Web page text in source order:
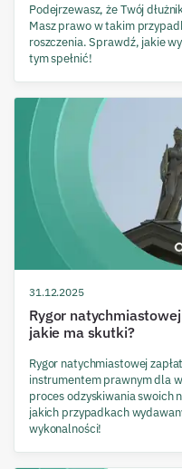
Podejrzewasz, że Twój
Masz prawo w takim
roszczenia. Sprawdź, jakie
tym spełnić!
31.12.2025
Rygor
jakie ma skutki?
Rygor natychmiastowej
instrumentem prawnym dla
proces odzyskiwania swoich
jakich przypadkach
wykonalności!